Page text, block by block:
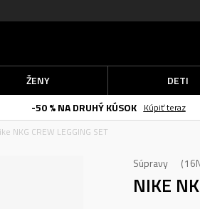
ŽENY DETI
-50 % NA DRUHÝ KÚSOK
Kúpiť teraz
NKG CREW LEGGING SET
Súpravy
NIKE